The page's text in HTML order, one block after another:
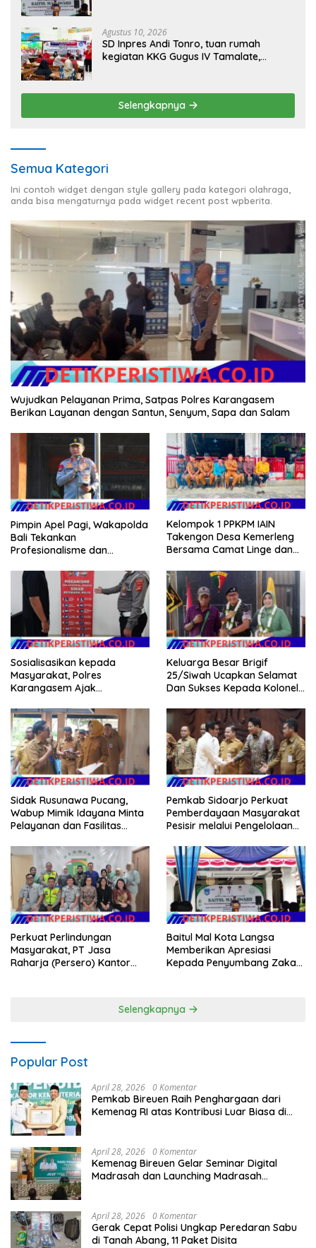
Agustus 10, 2026
SD Inpres Andi Tonro, tuan rumah
kegiatan KKG Gugus IV Tamalate,
Selengkapnya
Semua Kategori
Ini contoh widget dengan style gallery pada kategori olahraga,
anda bisa mengaturnya pada widget recent post wpberita.
Wujudkan Pelayanan Prima, Satpas Polres Karangasem
Berikan Layanan dengan Santun, Senyum, Sapa dan Salam
Pimpin Apel Pagi, Wakapolda
Bali Tekankan
Profesionalisme dan
Kelompok 1 PPKPM IAIN
Takengon Desa Kemerleng
Bersama Camat Linge dan
Salurkan Bantuan untuk
Korban Kebakaran di
Jagong Jeget
Sosialisasikan kepada
Masyarakat, Polres
Karangasem Ajak
Layanan SIM Online SINAR
Keluarga Besar Brigif
25/Siwah Ucapkan Selamat
Dan Sukses Kepada Kolonel
M.AP
Sidak Rusunawa Pucang,
Wabup Mimik Idayana Minta
Pelayanan dan Fasilitas
Pemkab Sidoarjo Perkuat
Pemberdayaan Masyarakat
Pesisir melalui Pengelolaan
Perkuat Perlindungan
Masyarakat, PT Jasa
Raharja (Persero) Kantor
Baitul Mal Kota Langsa
Memberikan Apresiasi
Kepada Penyumbang Zakat
Selengkapnya
Popular Post
April 28, 2026 0 Komentar
Pemkab Bireuen Raih Penghargaan dari
Kemenag RI atas Kontribusi Luar Biasa di
April 28, 2026 0 Komentar
Kemenag Bireuen Gelar Seminar Digital
Madrasah dan Launching Madrasah
April 28, 2026 0 Komentar
Gerak Cepat Polisi Ungkap Peredaran Sabu
di Tanah Abang, 11 Paket Disita